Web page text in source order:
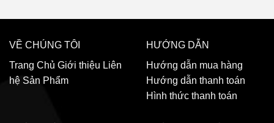
VỀ CHÚNG TÔI
Trang Chủ Giới thiệu Liên
hệ Sản Phẩm
HƯỚNG DẪN
Hướng dẫn mua hàng
Hướng dẫn thanh toán
Hình thức thanh toán